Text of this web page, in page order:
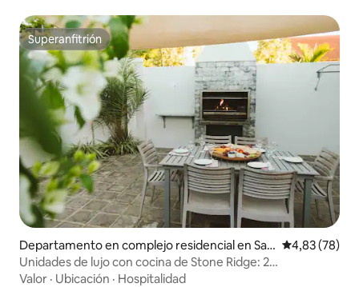
Superanfitrión
Superanfitrión
Departamento en complejo residencial en San
ta Lucía
Calificación
4,83 (78)
Unidades de lujo con cocina de Stone Ridge: 2
dormitorios+
Valor · Ubicación · Hospitalidad